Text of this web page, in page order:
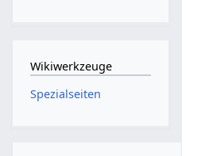
Wikiwerkzeuge
Spezialseiten